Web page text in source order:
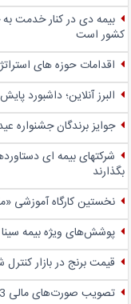
بیمه دی در کنار خدمت به
کشور است
اقدامات حوزه های
البرز آنلاین؛ داشبورد
جوایز برندگان جشنواره
شرکتهای بیمه ای
بگذارند
نخستین کارگاه آموزشی
پوشش‌های ویژه بیمه سینا
قیمت برنج در بازار
تصویب صورت‌های مالی 1403 بانک پارسیان با تائید سهامداران